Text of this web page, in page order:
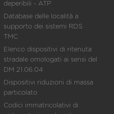
deperibili - ATP
Database delle località a
supporto dei sistemi RDS
TMC
Elenco dispositivi di ritenuta
stradale omologati ai sensi del
DM 21.06.04
Dispositivi riduzioni di massa
particolato
Codici immatricolativi di